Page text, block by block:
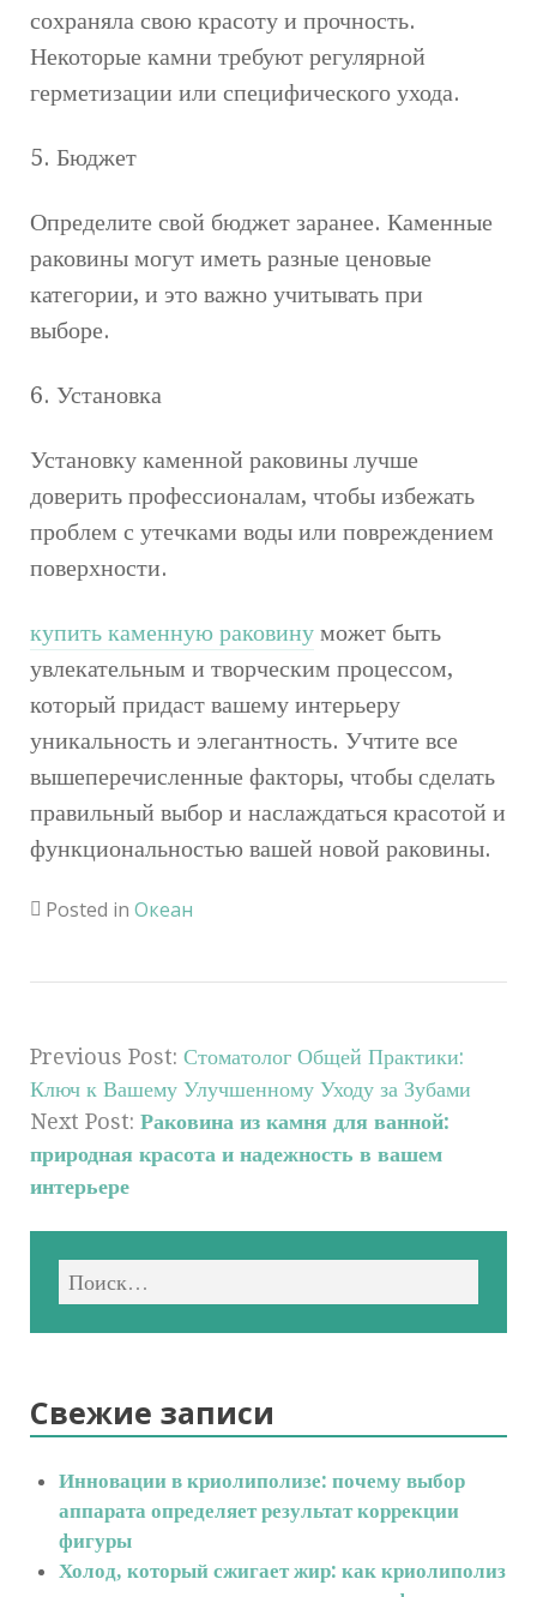
сохраняла свою красоту и прочность.
Некоторые камни требуют регулярной
герметизации или специфического ухода.
5. Бюджет
Определите свой бюджет заранее. Каменные
раковины могут иметь разные ценовые
категории, и это важно учитывать при
выборе.
6. Установка
Установку каменной раковины лучше
доверить профессионалам, чтобы избежать
проблем с утечками воды или повреждением
поверхности.
купить каменную раковину может быть
увлекательным и творческим процессом,
который придаст вашему интерьеру
уникальность и элегантность. Учтите все
вышеперечисленные факторы, чтобы сделать
правильный выбор и наслаждаться красотой и
функциональностью вашей новой раковины.
Posted in Океан
Previous Post: Стоматолог Общей Практики:
Ключ к Вашему Улучшенному Уходу за Зубами
Next Post: Раковина из камня для ванной:
природная красота и надежность в вашем
интерьере
Свежие записи
Инновации в криолиполизе: почему выбор
аппарата определяет результат коррекции
фигуры
Холод, который сжигает жир: как криолиполиз